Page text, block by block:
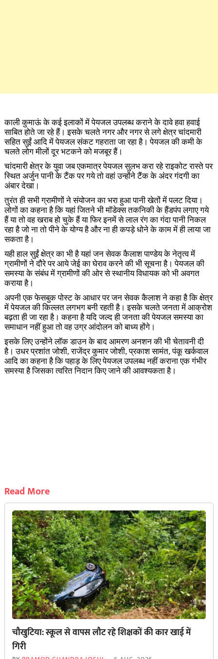
काली कुमाऊं के कई इलाकों में पेयजल उपलब्ध कराने के दावे हवा हवाई
साबित होते जा रहे हैं। इसके चलते नगर और नगर से लगे क्षेत्र चांदमारी
सहित सुईं आदि में पेयजल संकट गहराता जा रहा है। पेयजल की कमी के
चलते लोग मीलों दूर भटकने को मजबूर हैं।
चांदमारी क्षेत्र के युवा जब एकमात्र पेयजल सुलभ करा रहे राइकोट रास्ते पर
स्थित अर्जुन पानी के टैंक पर गये तो वहां उन्होंने टैंक के अंदर गंदगी का
अंबार देखा।
तुरंत ही सभी ग्रामीणों ने संयोजन का भरा हुआ पानी खेतों में पलट दिया।
लोगों का कहना है कि यहां जितने भी मॉडेक्स तकनिकी के हैंडपंप लगाए गये
हैं या तो वह खराब हो चुके हैं या फिर इनमें से लाल रंग का गंदा पानी निकल
रहा है जो ना तो पीने के योग्य है और ना ही कपड़े धोने के काम में ही लाया जा
सकता है।
यही हाल सुईं क्षेत्र का भी है यहां जन सेवक कैलाश पाण्डेय के नेतृत्व में
ग्रामीणों ने दौरे पर आये जेई का घेराव करने की भी सूचना है। पेयजल की
समस्या के संबंध में ग्रामीणों की ओर से स्थानीय विधायक को भी अवगत
कराया है।
अपनी एक फेसबुक पोस्ट के आधार पर जन सेवक कैलाश ने कहा है कि क्षेत्र
में पेयजल की किल्लत लगभग बनी रहती है। इसके चलते जनता में आक्रोश
बढ़ता ही जा रहा है। कहना है यदि जल्द ही जनता की पेयजल समस्या का
समाधान नहीं हुआ तो वह उग्र आंदोलन को बाध्य होंगे।
इसके लिए उन्होंने लॉक डाउन के बाद आमरण अनशन की भी चेतावनी दी
है। उधर प्रशांत जोशी, राजेंद्र कुमार जोशी, प्रकाश सामंत, पंकू खर्कवाल
आदि का कहना है कि पहाड़ के लिए पेयजल उपलब्ध नहीं कराना एक गंभीर
समस्या है जिसका त्वरित निदान किए जाने की आवश्यकता है।
Read More
चौखुटिया: स्कूल से वापस लौट रहे शिक्षकों की कार खाई में
गिरी